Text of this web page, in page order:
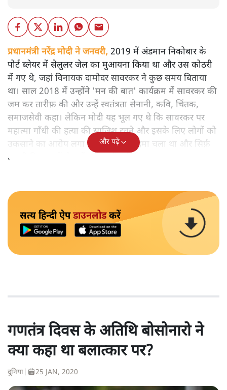
प्रधानमंत्री नरेंद्र मोदी ने जनवरी, 2019 में अंडमान निकोबार के
पोर्ट ब्लेयर में सेलुलर जेल का मुआयना किया था और उस कोठरी
में गए थे, जहां विनायक दामोदर सावरकर ने कुछ समय बिताया
था। साल 2018 में उन्होंने 'मन की बात' कार्यक्रम में सावरकर की
जम कर तारीफ़ की और उन्हें स्वतंत्रता सेनानी, कवि, चिंतक,
समाजसेवी कहा। लेकिन मोदी यह भूल गए थे कि सावरकर पर
महात्मा गाँधी की हत्या की साजिश रचने और इसके लिए लोगों को
उकसाने का आरोप लगा था, उन पर मुक़दमा चला था और सिर्फ़
तकनीकी कारणों से उन्हें सज़ा नहीं हुई थी।
और पढ़ें
सत्य हिन्दी ऐपडाउनलोडकरें
गणतंत्र दिवस के अतिथि बोसोनारो ने
क्या कहा था बलात्कार पर?
दुनिया 25 JAN, 2020